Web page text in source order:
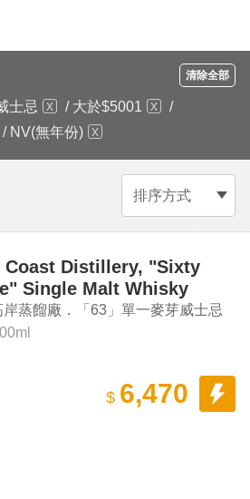
清除全部
士忌 / 大於$5001
/
/ NV(無年份)
排序方式
Coast Distillery, "Sixty
Single Malt Whisky
岸蒸餾廠．「63」單一麥芽威士忌
$ 6,470